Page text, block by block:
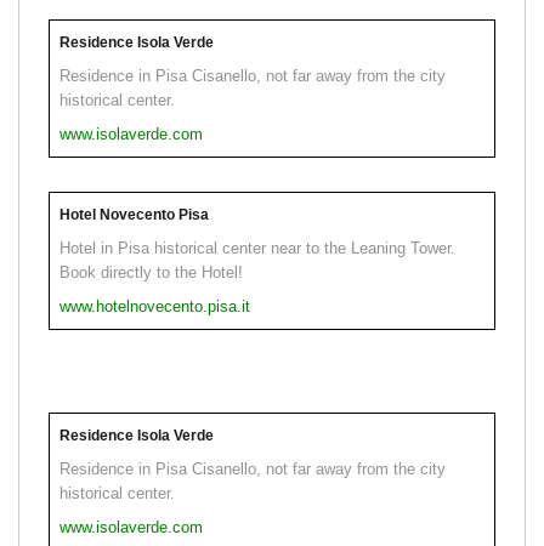
Residence Isola Verde
Residence in Pisa Cisanello, not far away from the city
historical center.
www.isolaverde.com
Hotel Novecento Pisa
Hotel in Pisa historical center near to the Leaning Tower.
Book directly to the Hotel!
www.hotelnovecento.pisa.it
Residence Isola Verde
Residence in Pisa Cisanello, not far away from the city
historical center.
www.isolaverde.com